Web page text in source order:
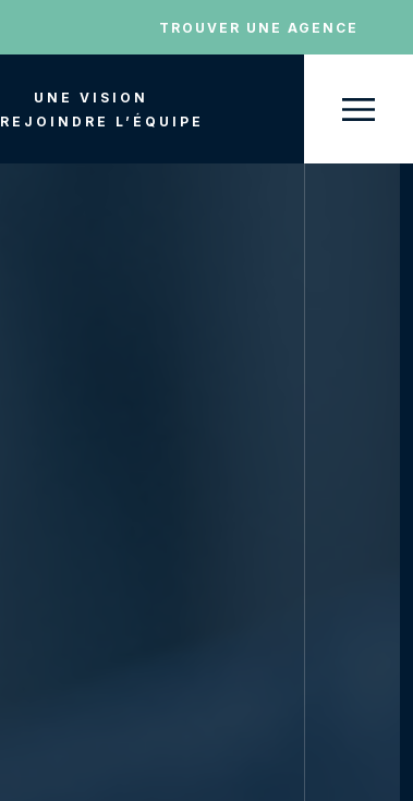
TROUVER UNE AGENCE
UNE VISION
REJOINDRE L’ÉQUIPE